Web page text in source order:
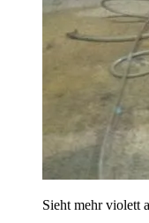
Sieht mehr violett